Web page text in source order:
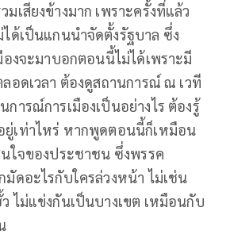
เสียงข้างมาก เพราะครั้งที่แล้ว
ด้เป็นแกนนำจัดตั้งรัฐบาล ซึ่ง
องจะมาบอกตอนนี้ไม่ได้เพราะมี
อดเวลา ต้องดูสถานการณ์ ณ เวที
ารณ์การเมืองเป็นอย่างไร ต้องรู้
ยู่เท่าไหร่ หากพูดตอนนี้ก็เหมือน
ใจของประชาชน ซึ่งพรรค
ดอะไรกับใครล่วงหน้า ไม่เช่น
ไม่แข่งกันเป็นบางเขต เหมือนกับ